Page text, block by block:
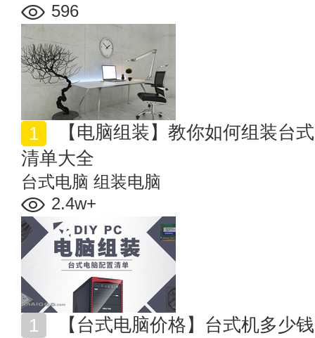
596
清单大全
台式电脑 组装电脑
2.4w+